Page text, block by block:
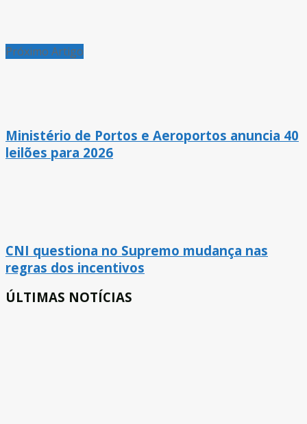
Próximo Artigo
Ministério de Portos e Aeroportos anuncia 40
leilões para 2026
CNI questiona no Supremo mudança nas
regras dos incentivos
ÚLTIMAS NOTÍCIAS